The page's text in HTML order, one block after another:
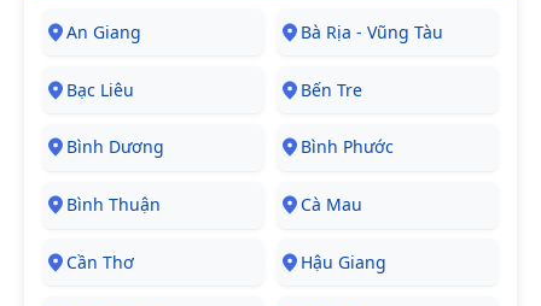
An Giang Bà Rịa - Vũng Tàu
Bạc Liêu Bến Tre
Bình Dương Bình Phước
Bình Thuận Cà Mau
Cần Thơ Hậu Giang